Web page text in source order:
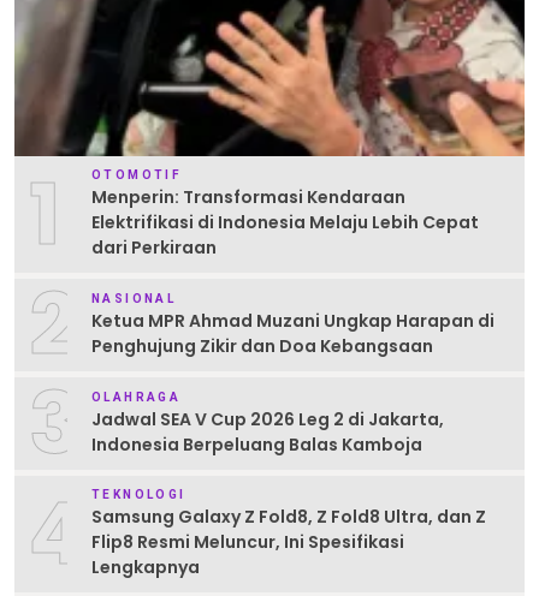
1 OTOMOTIF
Menperin: Transformasi Kendaraan
Elektrifikasi di Indonesia Melaju Lebih Cepat
dari Perkiraan
2 NASIONAL
Ketua MPR Ahmad Muzani Ungkap Harapan di
Penghujung Zikir dan Doa Kebangsaan
3 OLAHRAGA
Jadwal SEA V Cup 2026 Leg 2 di Jakarta,
Indonesia Berpeluang Balas Kamboja
4 TEKNOLOGI
Samsung Galaxy Z Fold8, Z Fold8 Ultra, dan Z
Flip8 Resmi Meluncur, Ini Spesifikasi
Lengkapnya